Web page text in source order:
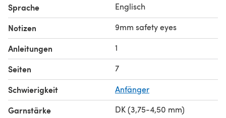
Sprache Englisch
Notizen 9mm safety eyes
Anleitungen 1
Seiten 7
Schwierigkeit Anfänger
Garnstärke DK (3,75-4,50 mm)